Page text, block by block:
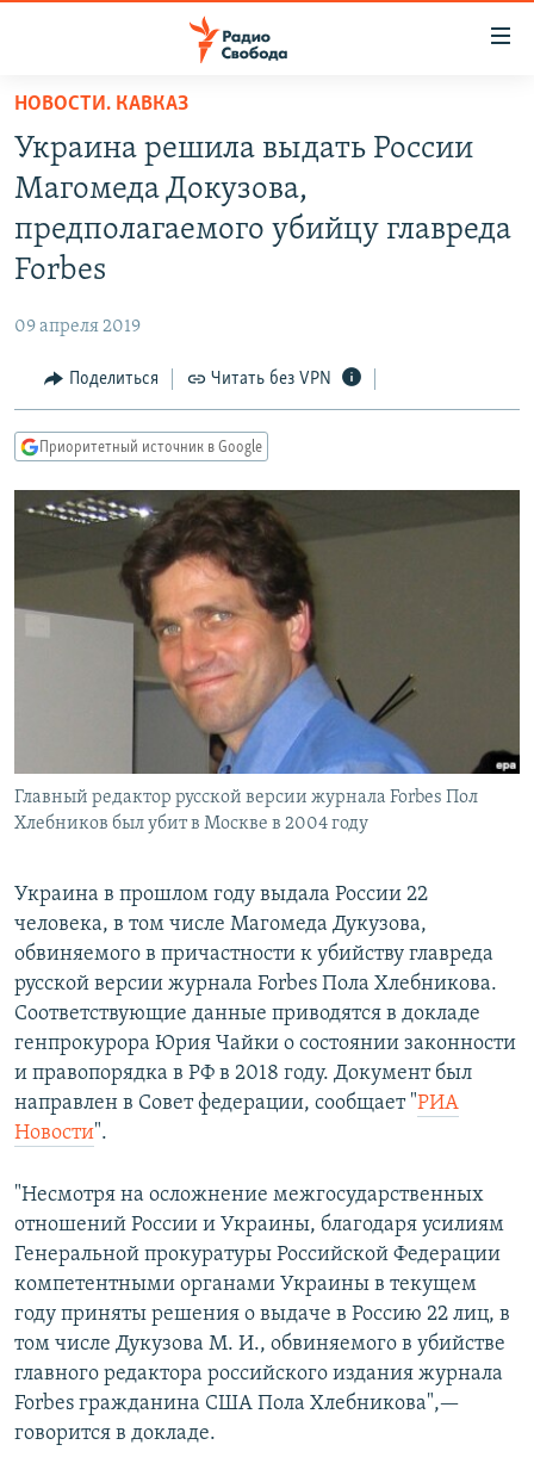
упрощенного
доступа
Вернуться
основному
содержанию
навигации
Вернутся
ПОДКАСТЫ
АВТОРСКИЕ ПРОЕКТЫ
ЦИТАТЫ СВОБОДЫ
КУЛЬТУРА
IDEL.РЕАЛИИ
КАВКАЗ.РЕАЛИИ
СИБИРЬ.РЕАЛИИ
РАСПИСАНИЕ ВЕЩАНИЯ
ПОДПИШИТЕСЬ НА РАССЫЛКУ
СОЦИАЛЬНЫЕ СЕТИ
Все сайты РСЕ/РС
НОВОСТИ. КАВКАЗ
Украина решила выдать России
Магомеда Докузова,
предполагаемого убийцу главреда
Forbes
09 апреля 2019
Поделиться Читать без VPN
Приоритетный источник в Google
Главный редактор русской версии журнала Forbes Пол
Хлебников был убит в Москве в 2004 году
Украина в прошлом году выдала России 22
человека, в том числе Магомеда Дукузова,
обвиняемого в причастности к убийству главреда
русской версии журнала Forbes Пола Хлебникова.
Соответствующие данные приводятся в докладе
генпрокурора Юрия Чайки о состоянии законности
и правопорядка в РФ в 2018 году. Документ был
направлен в Совет федерации, сообщает "РИА
Новости".
"Несмотря на осложнение межгосударственных
отношений России и Украины, благодаря усилиям
Генеральной прокуратуры Российской Федерации
компетентными органами Украины в текущем
году приняты решения о выдаче в Россию 22 лиц, в
том числе Дукузова М. И., обвиняемого в убийстве
главного редактора российского издания журнала
Forbes гражданина США Пола Хлебникова",—
говорится в докладе.